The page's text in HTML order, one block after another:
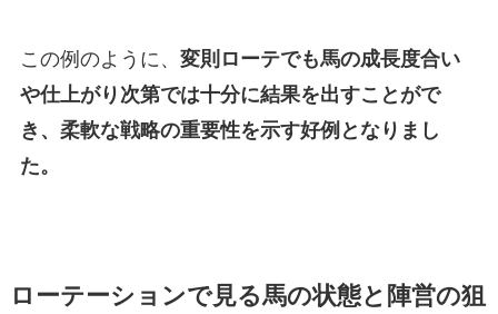
この例のように、 変則ローテでも馬の成長度合い
や仕上がり次第では十分に結果を出すことがで
き、柔軟な戦略の重要性を示す好例となりまし
た。
ローテーションで見る馬の状態と陣営の狙